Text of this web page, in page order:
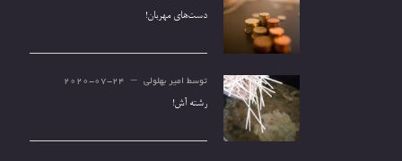
دست‌های مهربان!
توسط امیر بهلولی 2020-07-24
رشته آش!